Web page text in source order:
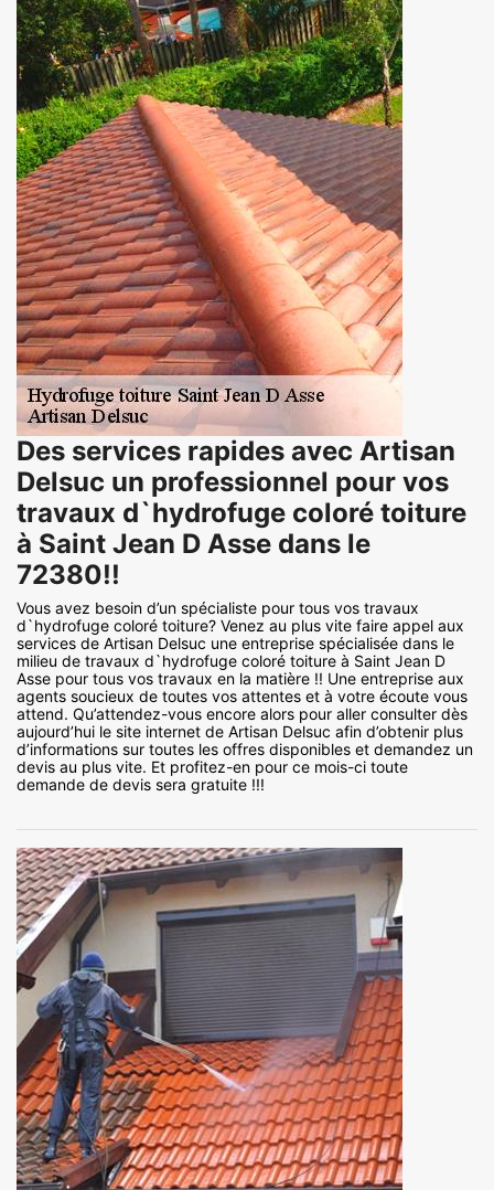
Des services rapides avec Artisan
Delsuc un professionnel pour vos
travaux d`hydrofuge coloré toiture
à Saint Jean D Asse dans le
72380!!
Vous avez besoin d’un spécialiste pour tous vos travaux
d`hydrofuge coloré toiture? Venez au plus vite faire appel aux
services de Artisan Delsuc une entreprise spécialisée dans le
milieu de travaux d`hydrofuge coloré toiture à Saint Jean D
Asse pour tous vos travaux en la matière !! Une entreprise aux
agents soucieux de toutes vos attentes et à votre écoute vous
attend. Qu’attendez-vous encore alors pour aller consulter dès
aujourd’hui le site internet de Artisan Delsuc afin d’obtenir plus
d’informations sur toutes les offres disponibles et demandez un
devis au plus vite. Et profitez-en pour ce mois-ci toute
demande de devis sera gratuite !!!